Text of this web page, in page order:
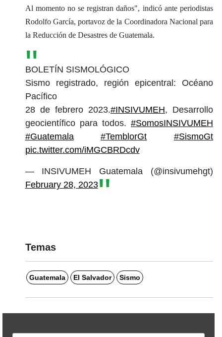
Al momento no se registran daños", indicó ante periodistas
Rodolfo García, portavoz de la Coordinadora Nacional para
la Reducción de Desastres de Guatemala.
BOLETÍN SISMOLÓGICO
Sismo registrado, región epicentral: Océano
Pacífico
28 de febrero 2023.#INSIVUMEH, Desarrollo
geocientífico para todos. #SomosINSIVUMEH
#Guatemala
#TemblorGt
#SismoGt
pic.twitter.com/iMGCBRDcdv
— INSIVUMEH Guatemala (@insivumehgt)
February 28, 2023
Temas
Guatemala El Salvador Sismo